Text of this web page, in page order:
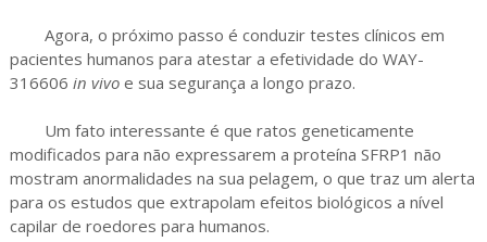
Agora, o próximo passo é conduzir testes clínicos em
pacientes humanos para atestar a efetividade do WAY-
316606 in vivoe sua segurança a longo prazo.
Um fato interessante é que ratos geneticamente
modificados para não expressarem a proteína SFRP1 não
mostram anormalidades na sua pelagem, o que traz um alerta
para os estudos que extrapolam efeitos biológicos a nível
capilar de roedores para humanos.